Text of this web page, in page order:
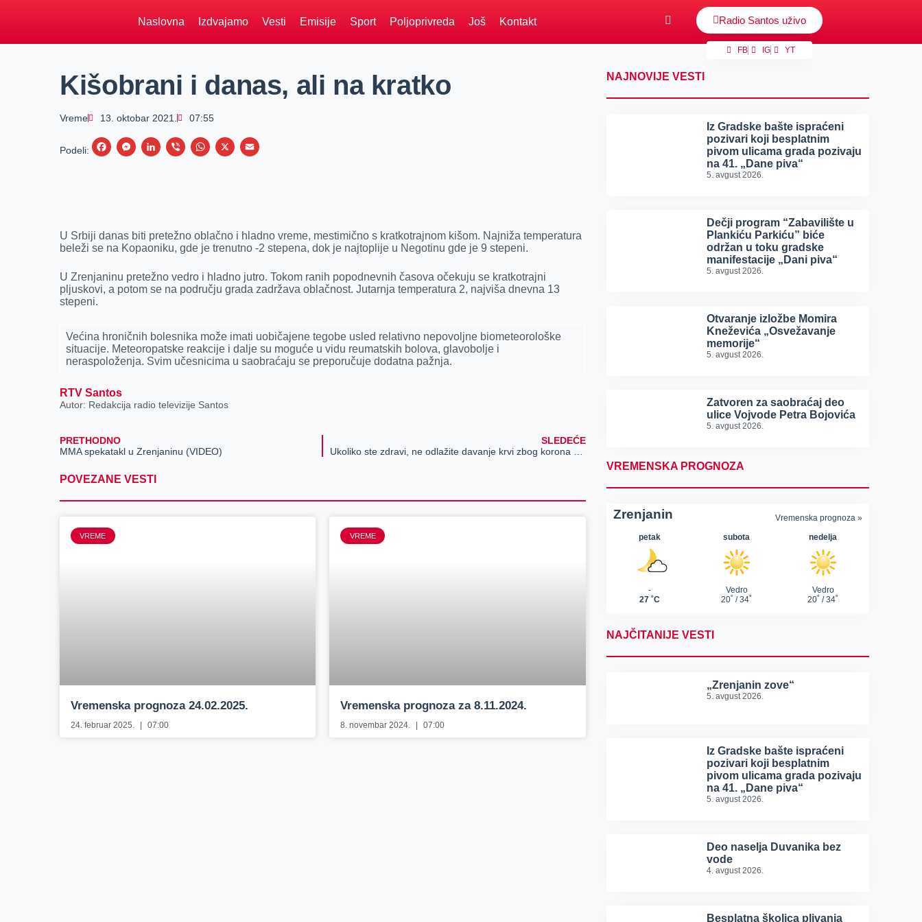
Naslovna Izdvajamo Vesti Emisije Sport Poljoprivreda Još Kontakt Radio Santos uživo
FB IG YT
Kišobrani i danas, ali na kratko
Vreme 13. oktobar 2021. 07:55
Podeli:
F
o
k
M
n
e
L
d
n
V
W
A
p
X
U Srbiji danas biti pretežno oblačno i hladno vreme, mestimično s kratkotrajnom kišom. Najniža temperatura
beleži se na Kopaoniku, gde je trenutno -2 stepena, dok je najtoplije u Negotinu gde je 9 stepeni.
U Zrenjaninu pretežno vedro i hladno jutro. Tokom ranih popodnevnih časova očekuju se kratkotrajni
pljuskovi, a potom se na području grada zadržava oblačnost. Jutarnja temperatura 2, najviša dnevna 13
stepeni.
Većina hroničnih bolesnika može imati uobičajene tegobe usled relativno nepovolјne biometeorološke
situacije. Meteoropatske reakcije i dalјe su moguće u vidu reumatskih bolova, glavobolјe i
neraspoloženja. Svim učesnicima u saobraćaju se preporučuje dodatna pažnja.
RTV Santos
Autor: Redakcija radio televizije Santos
PRETHODNO
MMA spekatakl u Zrenjaninu (VIDEO)
SLEDEĆE
POVEZANE VESTI
VREME
Vremenska prognoza 24.02.2025.
24. februar 2025. 07:00
VREME
Vremenska prognoza za 8.11.2024.
8. novembar 2024. 07:00
NAJNOVIJE VESTI
Iz Gradske bašte ispraćeni
pozivari koji besplatnim
pivom ulicama grada pozivaju
na 41. „Dane piva“
5. avgust 2026.
Dečji program “Zabavilište u
Plankiću Parkiću” biće
održan u toku gradske
manifestacije „Dani piva“
5. avgust 2026.
Otvaranje izložbe Momira
Kneževića „Osvežavanje
memorije“
5. avgust 2026.
Zatvoren za saobraćaj deo
ulice Vojvode Petra Bojovića
5. avgust 2026.
VREMENSKA PROGNOZA
NAJČITANIJE VESTI
„Zrenjanin zove“
5. avgust 2026.
Iz Gradske bašte ispraćeni
pozivari koji besplatnim
pivom ulicama grada pozivaju
na 41. „Dane piva“
5. avgust 2026.
Deo naselja Duvanika bez
vode
4. avgust 2026.
Besplatna školica plivanja